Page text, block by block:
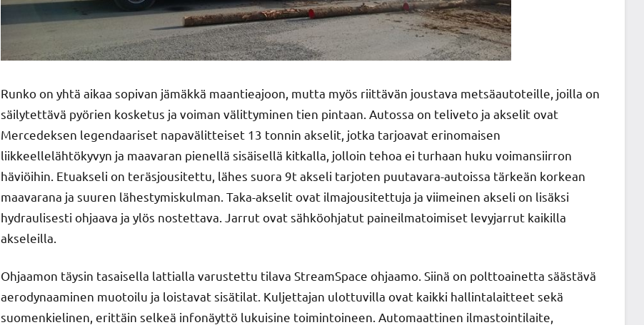
Runko on yhtä aikaa sopivan jämäkkä maantieajoon, mutta myös riittävän joustava metsäautoteille, joilla on
säilytettävä pyörien kosketus ja voiman välittyminen tien pintaan. Autossa on teliveto ja akselit ovat
Mercedeksen legendaariset napavälitteiset 13 tonnin akselit, jotka tarjoavat erinomaisen
liikkeellelähtökyvyn ja maavaran pienellä sisäisellä kitkalla, jolloin tehoa ei turhaan huku voimansiirron
häviöihin. Etuakseli on teräsjousitettu, lähes suora 9t akseli tarjoten puutavara-autoissa tärkeän korkean
maavarana ja suuren lähestymiskulman. Taka-akselit ovat ilmajousitettuja ja viimeinen akseli on lisäksi
hydraulisesti ohjaava ja ylös nostettava. Jarrut ovat sähköohjatut paineilmatoimiset levyjarrut kaikilla
akseleilla.
Ohjaamon täysin tasaisella lattialla varustettu tilava StreamSpace ohjaamo. Siinä on polttoainetta säästävä
aerodynaaminen muotoilu ja loistavat sisätilat. Kuljettajan ulottuvilla ovat kaikki hallintalaitteet sekä
suomenkielinen, erittäin selkeä infonäyttö lukuisine toimintoineen. Automaattinen ilmastointilaite,